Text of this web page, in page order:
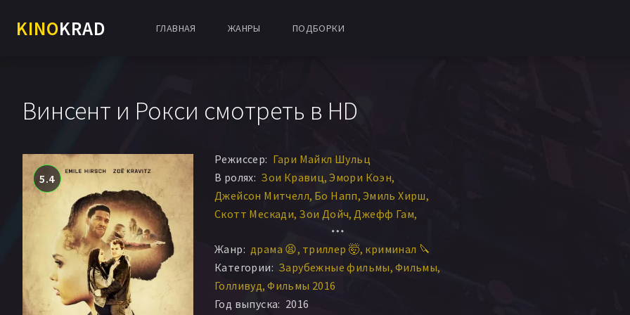
KINOKRAD ГЛАВНАЯ ЖАНРЫ ПОДБОРКИ
Винсент и Рокси смотреть в HD
5.4
Режиссер: Гари Майкл Шульц
В ролях: Зои Кравиц Эмори Коэн
Джейсон Митчелл Бо Напп Эмиль Хирш
Скотт Мескади Зои Дойч Джефф Гам
Хаким Коллендер
Джои Бикиччи Лэнс Тафельски
Джастин Лебрун Кристофер Хески
Тони Бирд Джаред Банкенс
Доминик «Таз» Александр
Жанр: драма 😫 триллер 🤯 криминал 🔪
Категории: Зарубежные фильмы Фильмы
Голливуд Фильмы 2016
Год выпуска: 2016